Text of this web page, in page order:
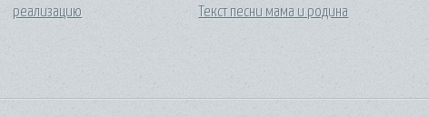
реализацию
Текст песни мама и родина